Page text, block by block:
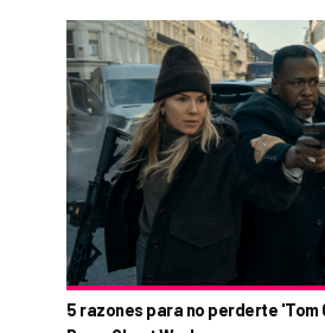
5 razones para no perderte 'Tom